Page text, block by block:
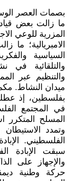
بصمات العصر
ما زالت بعض
المزرية للوعي
الامبريالية؛ ما
السياسية
والتلقائية في
والتنظيم عبر
ميدان النشاط.
بفلسطين، إذ
في المجتمع
المسلح
وتمدد
الفلسطيني.
سبقت الإبادة
والإجهاز على
حركة وطنية